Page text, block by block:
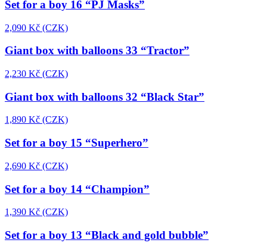
Set for a boy 16 “PJ Masks”
2,090 Kč (CZK)
Giant box with balloons 33 “Tractor”
2,230 Kč (CZK)
Giant box with balloons 32 “Black Star”
1,890 Kč (CZK)
Set for a boy 15 “Superhero”
2,690 Kč (CZK)
Set for a boy 14 “Сhampion”
1,390 Kč (CZK)
Set for a boy 13 “Black and gold bubble”